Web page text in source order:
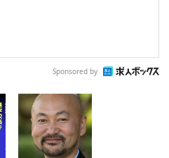
Sponsored by